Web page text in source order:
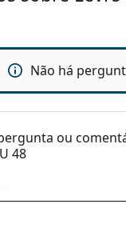
Sim
Óculos de sol
Moda
Não há
ou
48